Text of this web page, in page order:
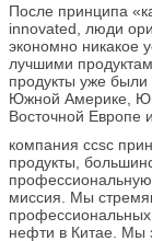
После принципа
innovated, люди
экономно никакое
лучшими
продукты уже были
Южной Америке,
Восточной Европе
компания CCSC
построенного
некоторых
компания ccsc
продукты,
профессиональную
миссия. Мы
нефти в Китае. Мы